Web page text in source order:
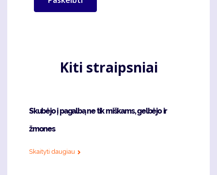
Kiti straipsniai
Skubėjo į pagalbą ne tik miškams, gelbėjo ir
žmones
Skaityti daugiau